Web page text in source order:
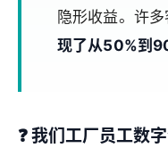
隐形收益。许多
现了从50%到
❓ 我们工厂员工数